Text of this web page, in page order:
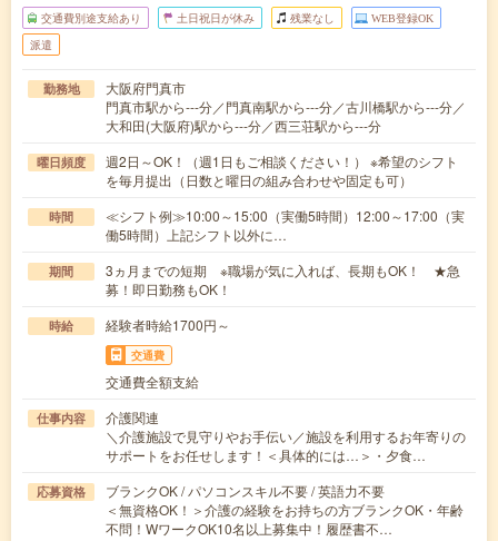
交通費別途支給あり 土日祝日が休み 残業なし WEB登録OK
派遣
勤務地
大阪府門真市
門真市駅から---分／門真南駅から---分／古川橋駅から---分／
大和田(大阪府)駅から---分／西三荘駅から---分
曜日頻度
週2日～OK！（週1日もご相談ください！） ※希望のシフト
を毎月提出（日数と曜日の組み合わせや固定も可）
時間
≪シフト例≫10:00～15:00（実働5時間）12:00～17:00（実
働5時間）上記シフト以外に…
期間
3ヵ月までの短期 ※職場が気に入れば、長期もOK！ ★急
募！即日勤務もOK！
時給 経験者時給1700円～
交通費
交通費全額支給
仕事内容
介護関連
＼介護施設で見守りやお手伝い／施設を利用するお年寄りの
サポートをお任せします！＜具体的には…＞・夕食…
応募資格
ブランクOK / パソコンスキル不要 / 英語力不要
＜無資格OK！＞介護の経験をお持ちの方ブランクOK・年齢
不問！WワークOK10名以上募集中！履歴書不…